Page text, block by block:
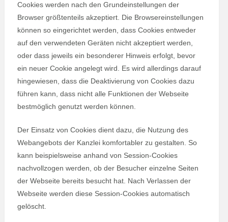
Cookies werden nach den Grundeinstellungen der
Browser größtenteils akzeptiert. Die Browsereinstellungen
können so eingerichtet werden, dass Cookies entweder
auf den verwendeten Geräten nicht akzeptiert werden,
oder dass jeweils ein besonderer Hinweis erfolgt, bevor
ein neuer Cookie angelegt wird. Es wird allerdings darauf
hingewiesen, dass die Deaktivierung von Cookies dazu
führen kann, dass nicht alle Funktionen der Webseite
bestmöglich genutzt werden können.
Der Einsatz von Cookies dient dazu, die Nutzung des
Webangebots der Kanzlei komfortabler zu gestalten. So
kann beispielsweise anhand von Session-Cookies
nachvollzogen werden, ob der Besucher einzelne Seiten
der Webseite bereits besucht hat. Nach Verlassen der
Webseite werden diese Session-Cookies automatisch
gelöscht.